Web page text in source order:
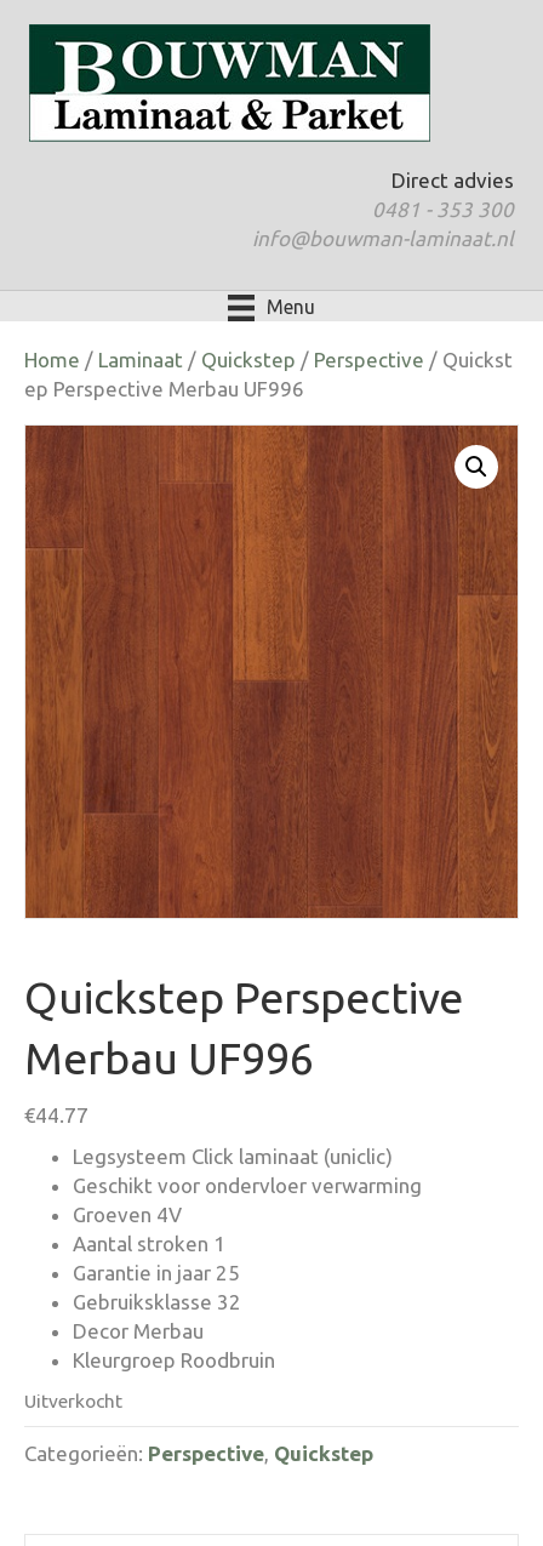
Direct advies
0481 - 353 300
info@bouwman-laminaat.nl
Menu
Home / Laminaat / Quickstep / Perspective / Quickst
ep Perspective Merbau UF996
Quickstep Perspective
Merbau UF996
€44.77
Legsysteem Click laminaat (uniclic)
Geschikt voor ondervloer verwarming
Groeven 4V
Aantal stroken 1
Garantie in jaar 25
Gebruiksklasse 32
Decor Merbau
Kleurgroep Roodbruin
Uitverkocht
Categorieën: Perspective, Quickstep